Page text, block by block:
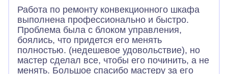
Работа по ремонту конвекционного шкафа
выполнена профессионально и быстро.
Проблема была с блоком управления,
боялись, что придется его менять
полностью. (недешевое удовольствие), но
мастер сделал все, чтобы его починить, а не
менять. Большое спасибо мастеру за его